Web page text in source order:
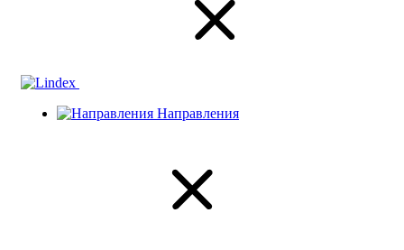
Направления